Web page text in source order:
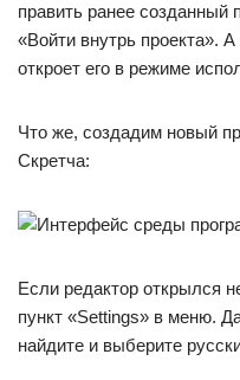
править ранее созданный
«Войти внутрь проекта».
откроет его в режиме
Что же, создадим новый
Скретча:
Если редактор открылся
пункт «Settings» в меню.
найдите и выберите